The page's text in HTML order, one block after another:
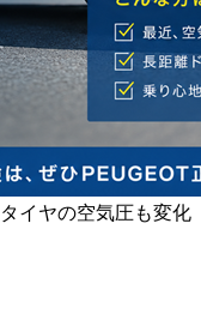
イヤの空気圧も変化